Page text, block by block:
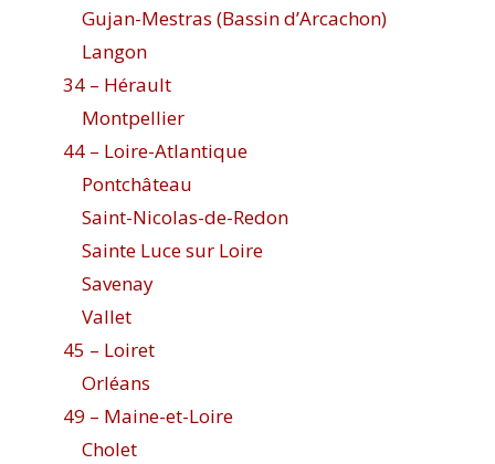
Gujan-Mestras (Bassin d’Arcachon)
Langon
34 – Hérault
Montpellier
44 – Loire-Atlantique
Pontchâteau
Saint-Nicolas-de-Redon
Sainte Luce sur Loire
Savenay
Vallet
45 – Loiret
Orléans
49 – Maine-et-Loire
Cholet